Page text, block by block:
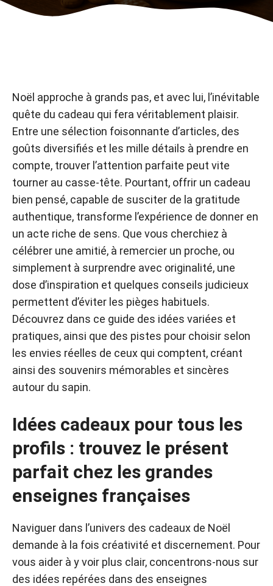
Noël approche à grands pas, et avec lui, l’inévitable
quête du cadeau qui fera véritablement plaisir.
Entre une sélection foisonnante d’articles, des
goûts diversifiés et les mille détails à prendre en
compte, trouver l’attention parfaite peut vite
tourner au casse-tête. Pourtant, offrir un cadeau
bien pensé, capable de susciter de la gratitude
authentique, transforme l’expérience de donner en
un acte riche de sens. Que vous cherchiez à
célébrer une amitié, à remercier un proche, ou
simplement à surprendre avec originalité, une
dose d’inspiration et quelques conseils judicieux
permettent d’éviter les pièges habituels.
Découvrez dans ce guide des idées variées et
pratiques, ainsi que des pistes pour choisir selon
les envies réelles de ceux qui comptent, créant
ainsi des souvenirs mémorables et sincères
autour du sapin.
Idées cadeaux pour tous les
profils : trouvez le présent
parfait chez les grandes
enseignes françaises
Naviguer dans l’univers des cadeaux de Noël
demande à la fois créativité et discernement. Pour
vous aider à y voir plus clair, concentrons-nous sur
des idées repérées dans des enseignes